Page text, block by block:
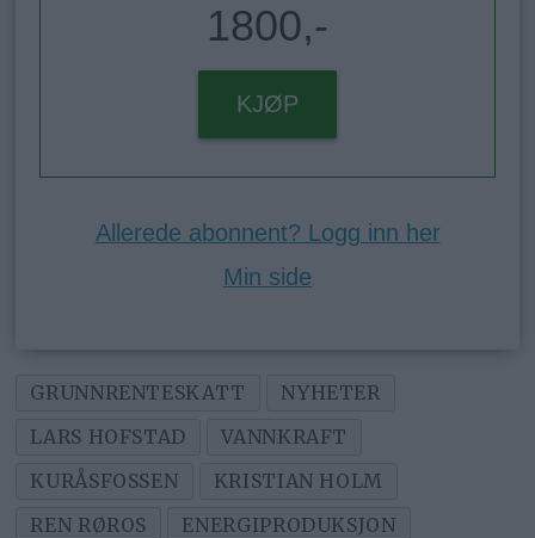
1800,-
KJØP
Allerede abonnent? Logg inn her
Min side
GRUNNRENTESKATT
NYHETER
LARS HOFSTAD
VANNKRAFT
KURÅSFOSSEN
KRISTIAN HOLM
REN RØROS
ENERGIPRODUKSJON